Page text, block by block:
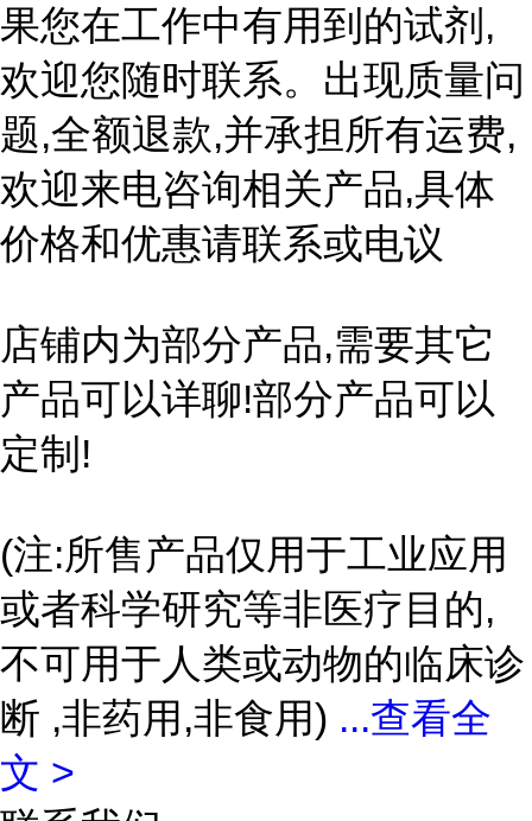
果您在工作中有用到的试剂,
欢迎您随时联系。出现质量问
题,全额退款,并承担所有运费,
欢迎来电咨询相关产品,具体
价格和优惠请联系或电议
店铺内为部分产品,需要其它
产品可以详聊!部分产品可以
定制!
(注:所售产品仅用于工业应用
或者科学研究等非医疗目的,
不可用于人类或动物的临床诊
断 ,非药用,非食用) ...查看全
文 >